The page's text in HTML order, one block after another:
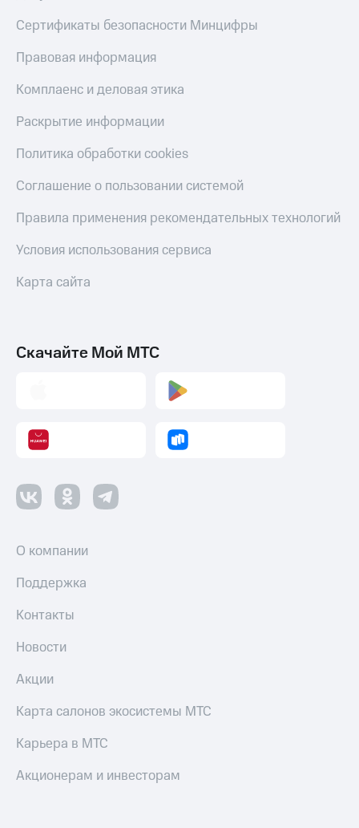
Сертификаты безопасности Минцифры
Правовая информация
Комплаенс и деловая этика
Раскрытие информации
Политика обработки cookies
Соглашение о пользовании системой
Правила применения рекомендательных технологий
Условия использования сервиса
Карта сайта
Скачайте Мой МТС
О компании
Поддержка
Контакты
Новости
Акции
Карта салонов экосистемы МТС
Карьера в МТС
Акционерам и инвесторам